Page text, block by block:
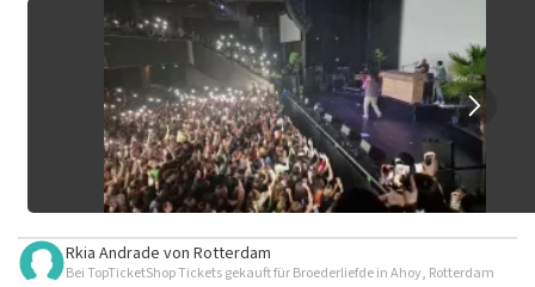
beleidigender Sprache und/oder falschen Angaben werden
nicht veröffentlicht. Es kann einige Wochen dauern, bis eine
Bewertung veröffentlicht wird.
Rkia Andrade von Rotterdam
Bei TopTicketShop Tickets gekauft für Broederliefde in Ahoy, Rotterdam